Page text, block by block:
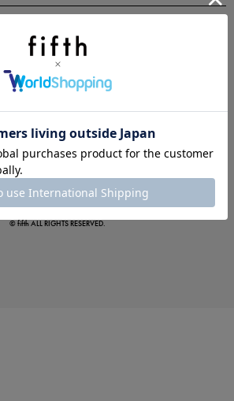
© fifth ALL RIGHTS RESERVED.